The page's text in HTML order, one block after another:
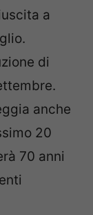
a
di
anche
20
70 anni